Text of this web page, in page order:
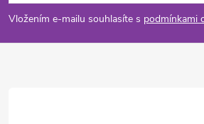
p
a
Vložením e-mailu souhlasíte s podmínkami